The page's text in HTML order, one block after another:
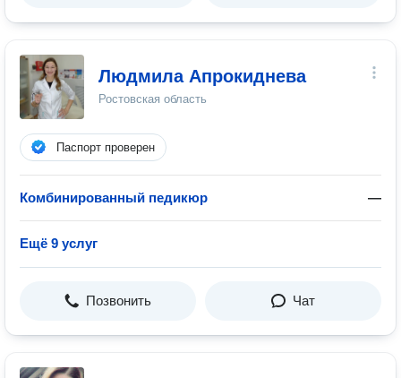
Людмила Апрокиднева
Ростовская область
Паспорт проверен
Комбинированный педикюр —
Ещё 9 услуг
Позвонить Чат